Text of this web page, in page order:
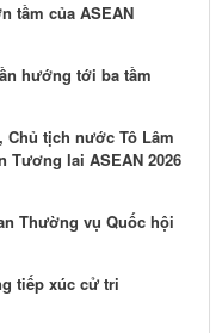
tầm của ASEAN
hướng tới ba tầm
Chủ tịch nước Tô Lâm
Tương lai ASEAN 2026
Thường vụ Quốc hội
tiếp xúc cử tri